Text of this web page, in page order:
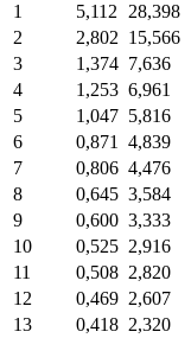
1 5,112 28,398
2
2,802 15,566
3
1,374 7,636
4
1,253 6,961
5
1,047 5,816
6
0,871 4,839
7
0,806 4,476
8
0,645 3,584
9
0,600 3,333
10
0,525 2,916
11
0,508 2,820
12
0,469 2,607
13
0,418 2,320